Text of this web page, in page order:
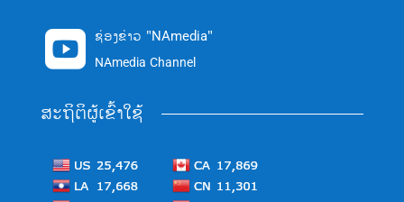
 ຊ່ອງຂ່າວ "NAmedia"
NAmedia Channel
ສະຖິຕິຜູ້ເຂົ້າໃຊ້